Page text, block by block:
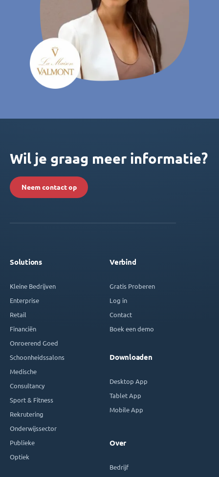
Wil je graag meer informatie?
Neem contact op
Solutions
Kleine Bedrijven
Enterprise
Retail
Financiën
Onroerend Goed
Schoonheidssalons
Medische
Consultancy
Sport & Fitness
Rekrutering
Onderwijssector
Publieke
Optiek
Verbind
Gratis Proberen
Log in
Contact
Boek een demo
Downloaden
Desktop App
Tablet App
Mobile App
Over
Bedrijf